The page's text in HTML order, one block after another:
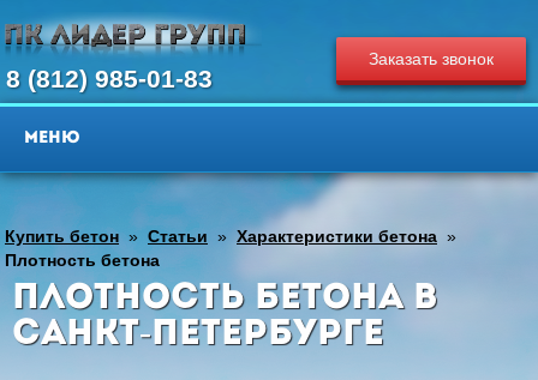
8 (812) 985-01-83
Заказать звонок
Купить бетон » Статьи » Характеристики бетона »
Плотность бетона
Плотность бетона в
Санкт-Петербурге